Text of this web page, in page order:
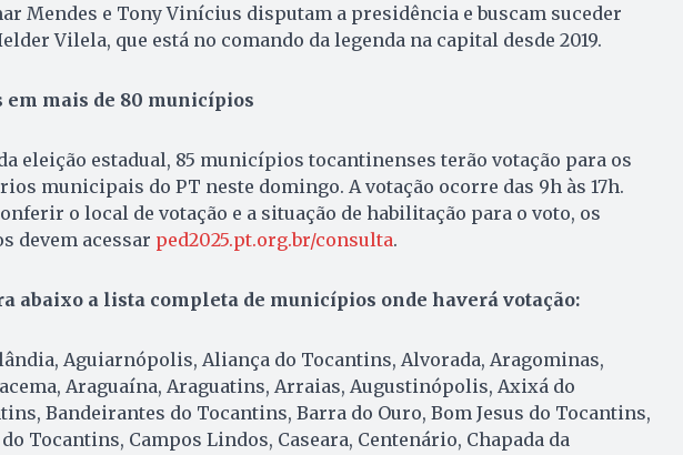
Mendes e Tony Vinícius disputam a presidência e buscam suceder
Vilela, que está no comando da legenda na capital desde 2019.
em mais de 80 municípios
eleição estadual, 85 municípios tocantinenses terão votação para os
municipais do PT neste domingo. A votação ocorre das 9h às 17h.
o local de votação e a situação de habilitação para o voto, os
devem acessar ped2025.pt.org.br/consulta.
abaixo a lista completa de municípios onde haverá votação:
Aguiarnópolis, Aliança do Tocantins, Alvorada, Aragominas,
Araguaína, Araguatins, Arraias, Augustinópolis, Axixá do
Bandeirantes do Tocantins, Barra do Ouro, Bom Jesus do Tocantins,
Tocantins, Campos Lindos, Caseara, Centenário, Chapada da